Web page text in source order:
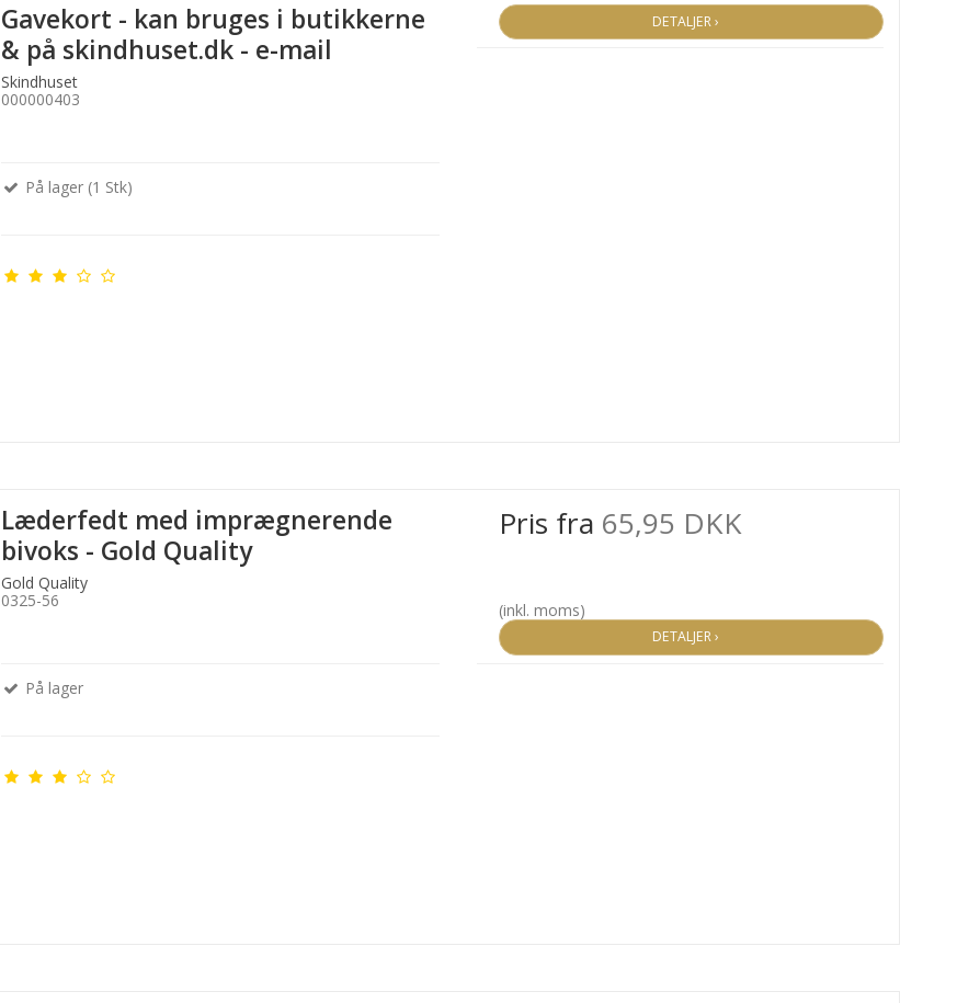
Gavekort - kan bruges i butikkerne
& på skindhuset.dk - e-mail
Skindhuset
000000403
På lager (1 Stk)
DETALJER ›
Læderfedt med imprægnerende
bivoks - Gold Quality
Gold Quality
0325-56
På lager
Pris fra 65,95 DKK
(inkl. moms)
DETALJER ›